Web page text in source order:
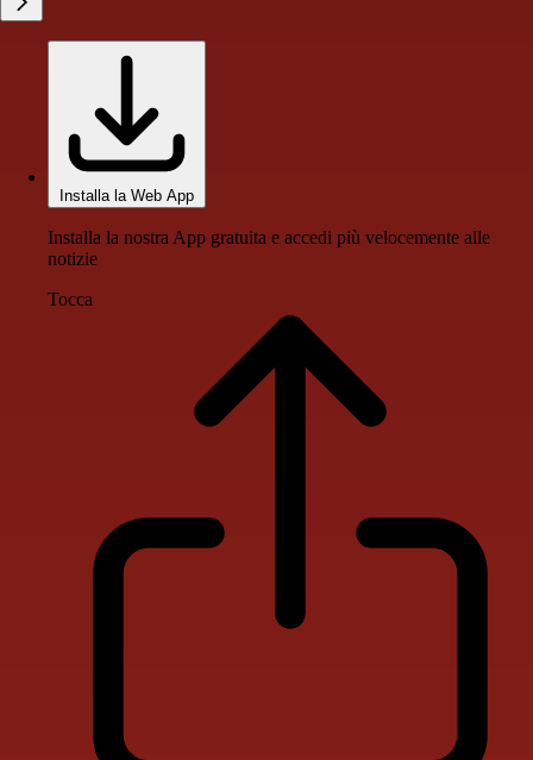
Installa la Web App
Installa la nostra App gratuita e accedi più velocemente alle
notizie
Tocca